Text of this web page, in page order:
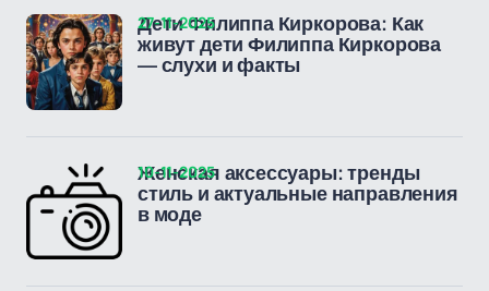
Дети Филиппа Киркорова: Как
живут дети Филиппа Киркорова
— слухи и факты
27-11-2025
Женская аксессуары: тренды
стиль и актуальные направления
в моде
10-11-2025